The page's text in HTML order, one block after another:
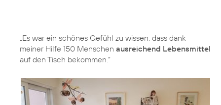
„Es war ein schönes Gefühl zu wissen, dass dank
meiner Hilfe 150 Menschen ausreichend Lebensmittel
auf den Tisch bekommen.“